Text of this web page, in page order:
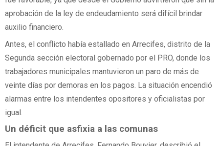
aprobación de la ley de endeudamiento será difícil brindar
auxilio financiero.
Antes, el conflicto había estallado en Arrecifes, distrito de la
Segunda sección electoral gobernado por el PRO, donde los
trabajadores municipales mantuvieron un paro de más de
veinte días por demoras en los pagos. La situación encendió
alarmas entre los intendentes opositores y oficialistas por
igual.
Un déficit que asfixia a las comunas